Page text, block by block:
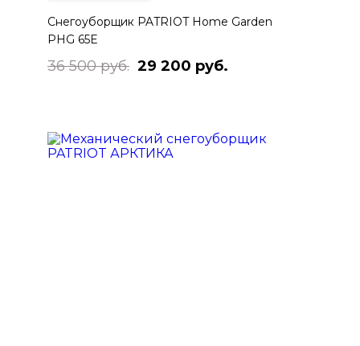
Снегоуборщик PATRIOT Home Garden
PHG 65E
36 500 руб. 29 200 руб.